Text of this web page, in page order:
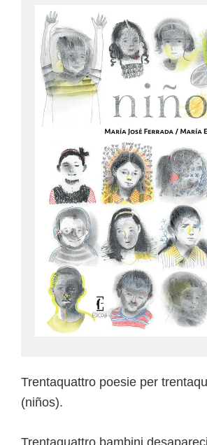
Trentaquattro poesie per
(niños).
Trentaquattro bambini